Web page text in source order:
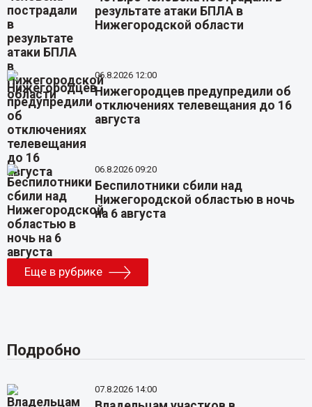
результате атаки БПЛА в
Нижегородской области
06.8.2026 12:00
Нижегородцев предупредили об
отключениях телевещания до 16
августа
06.8.2026 09:20
Беспилотники сбили над
Нижегородской областью в ночь
на 6 августа
Еще в рубрике
Подробно
07.8.2026 14:00